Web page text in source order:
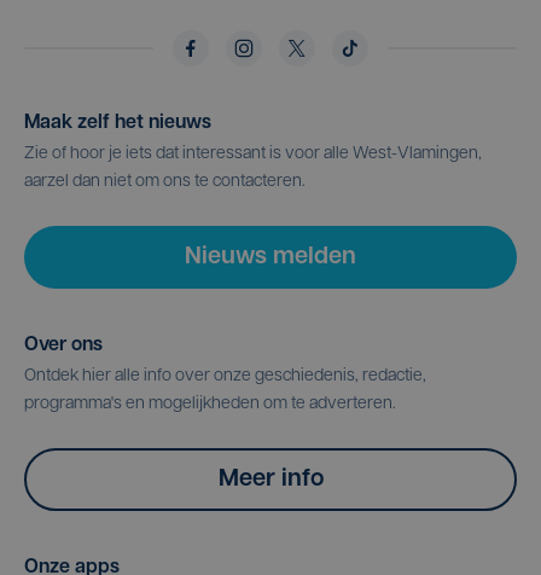
Maak zelf het nieuws
Zie of hoor je iets dat interessant is voor alle West-Vlamingen,
aarzel dan niet om ons te contacteren.
Nieuws melden
Over ons
Ontdek hier alle info over onze geschiedenis, redactie,
programma's en mogelijkheden om te adverteren.
Meer info
Onze apps